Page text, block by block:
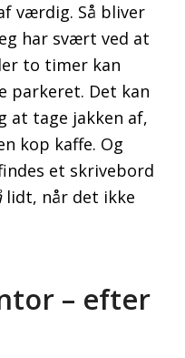
værdig. Så bliver
har svært ved at
to timer kan
parkeret. Det kan
at tage jakken af,
kop kaffe. Og
et skrivebord
lidt, når det ikke
– efter